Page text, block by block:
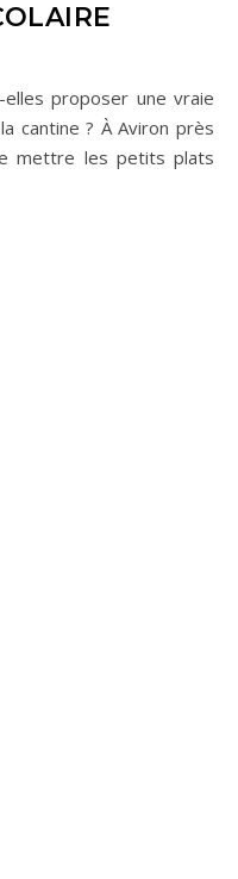
cantine ? À Aviron près
mettre les petits plats